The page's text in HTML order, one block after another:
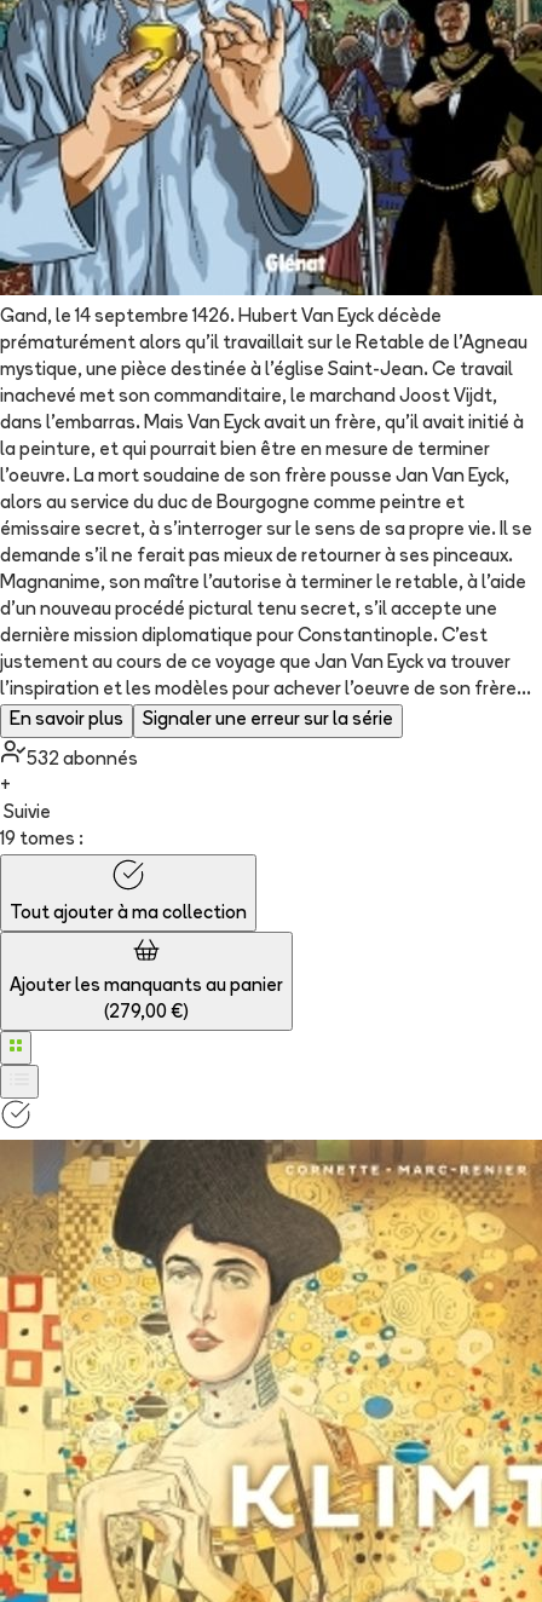
Gand, le 14 septembre 1426. Hubert Van Eyck décède
prématurément alors qu'il travaillait sur le Retable de l'Agneau
mystique, une pièce destinée à l'église Saint-Jean. Ce travail
inachevé met son commanditaire, le marchand Joost Vijdt,
dans l'embarras. Mais Van Eyck avait un frère, qu'il avait initié à
la peinture, et qui pourrait bien être en mesure de terminer
l'oeuvre. La mort soudaine de son frère pousse Jan Van Eyck,
alors au service du duc de Bourgogne comme peintre et
émissaire secret, à s'interroger sur le sens de sa propre vie. Il se
demande s'il ne ferait pas mieux de retourner à ses pinceaux.
Magnanime, son maître l'autorise à terminer le retable, à l'aide
d'un nouveau procédé pictural tenu secret, s'il accepte une
dernière mission diplomatique pour Constantinople. C'est
justement au cours de ce voyage que Jan Van Eyck va trouver
l'inspiration et les modèles pour achever l'oeuvre de son frère...
En savoir plus
Signaler une erreur sur la série
532 abonnés
+
Suivie
19 tomes :
Tout ajouter à ma collection
Ajouter les manquants au panier
(279,00 €)